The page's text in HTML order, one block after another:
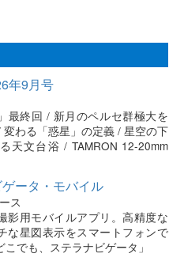
年9月号
最終回 / 新月のペルセ群極大を
変わる「惑星」の定義 / 星空の下
天文台浴 / TAMRON 12-20mm
ータ・モバイル
ス
影用モバイルアプリ。高精度な
な星図表示をスマートフォンで
こでも、ステラナビゲータ」